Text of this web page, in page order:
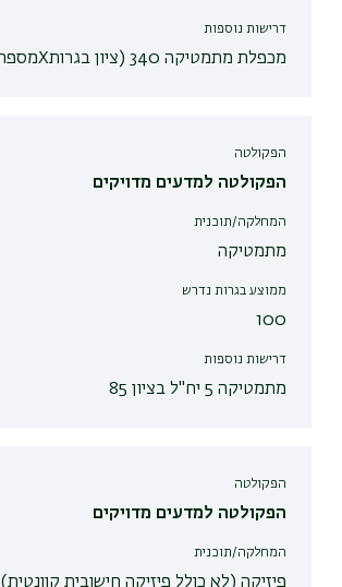
דרישות נוספות
מכפלת מתמטיקה 340 (ציון בגרותXמספר היחידות)
הפקולטה
הפקולטה למדעים מדויקים
המחלקה/תוכנית
מתמטיקה
ממוצע בגרות נדרש
100
דרישות נוספות
מתמטיקה 5 יח"ל בציון 85
הפקולטה
הפקולטה למדעים מדויקים
המחלקה/תוכנית
פיזיקה (לא כולל פיזיקה חישובית קוונטית)